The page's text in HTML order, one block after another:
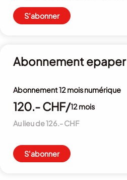
S’abonner
Abonnement epaper
Abonnement 12 mois numérique
120.- CHF/12 mois
Au lieu de 126.- CHF
S'abonner